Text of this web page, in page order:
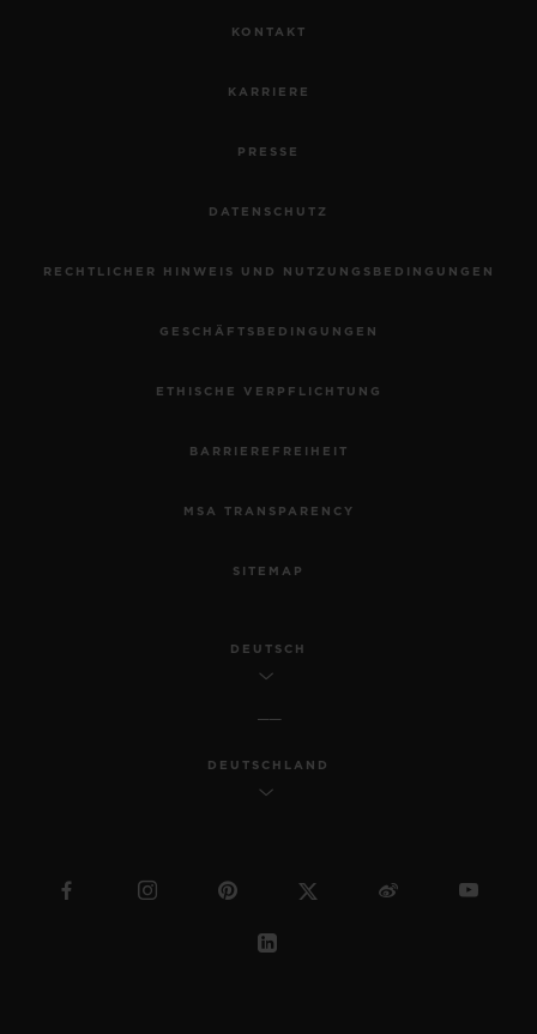
KONTAKT
KARRIERE
PRESSE
DATENSCHUTZ
RECHTLICHER HINWEIS UND NUTZUNGSBEDINGUNGEN
GESCHÄFTSBEDINGUNGEN
ETHISCHE VERPFLICHTUNG
BARRIEREFREIHEIT
MSA TRANSPARENCY
SITEMAP
DEUTSCH
DEUTSCHLAND